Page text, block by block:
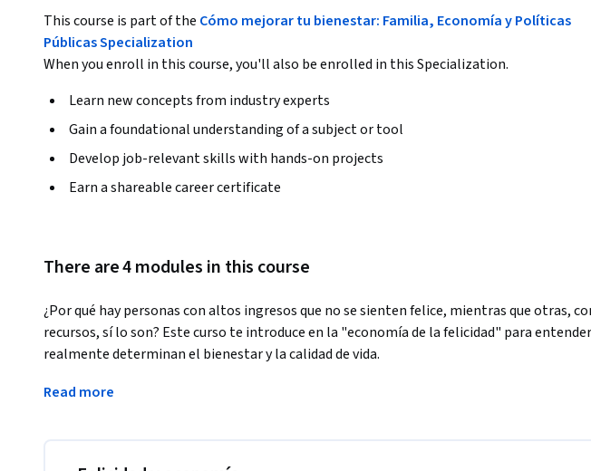
This course is part of the Cómo mejorar tu bienestar: Familia, Economía y Políticas
Públicas Specialization
When you enroll in this course, you'll also be enrolled in this Specialization.
Learn new concepts from industry experts
Gain a foundational understanding of a subject or tool
Develop job-relevant skills with hands-on projects
Earn a shareable career certificate
There are 4 modules in this course
¿Por qué hay personas con altos ingresos que no se sienten felice, mientras que otras,
recursos, sí lo son? Este curso te introduce en la "economía de la felicidad" para
realmente determinan el bienestar y la calidad de vida.
A lo largo del curso estudiarás conceptos clave como ingresos económicos, aspiraciones
Read more